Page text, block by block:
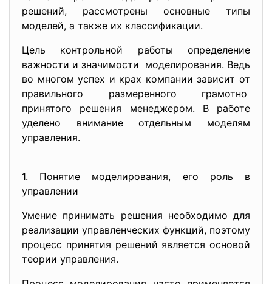
решений, рассмотрены основные типы
моделей, а также их классификации.
Цель контрольной работы определение
важности и значимости моделирования. Ведь
во многом успех и крах компании зависит от
правильного размеренного грамотно
принятого решения менеджером. В работе
уделено внимание отдельным моделям
управления.
1. Понятие моделирования, его роль в
управлении
Умение принимать решения необходимо для
реализации управленческих функций, поэтому
процесс принятия решений является основой
теории управления.